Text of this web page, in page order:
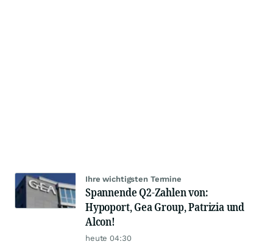
Ihre wichtigsten Termine
Spannende Q2-Zahlen von:
Hypoport, Gea Group, Patrizia und
Alcon!
heute 04:30